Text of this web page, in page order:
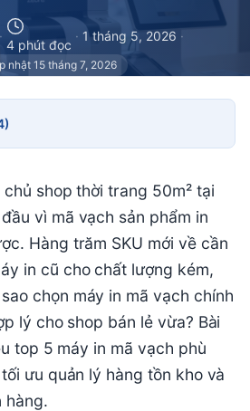
·
4 phút đọc
· 1 tháng 5, 2026 ·
nhật 15 tháng 7, 2026
shop thời trang 50m² tại
vì mã vạch sản phẩm in
Hàng trăm SKU mới về cần
in cũ cho chất lượng kém,
chọn máy in mã vạch chính
lý cho shop bán lẻ vừa? Bài
top 5 máy in mã vạch phù
ưu quản lý hàng tồn kho và
hàng.